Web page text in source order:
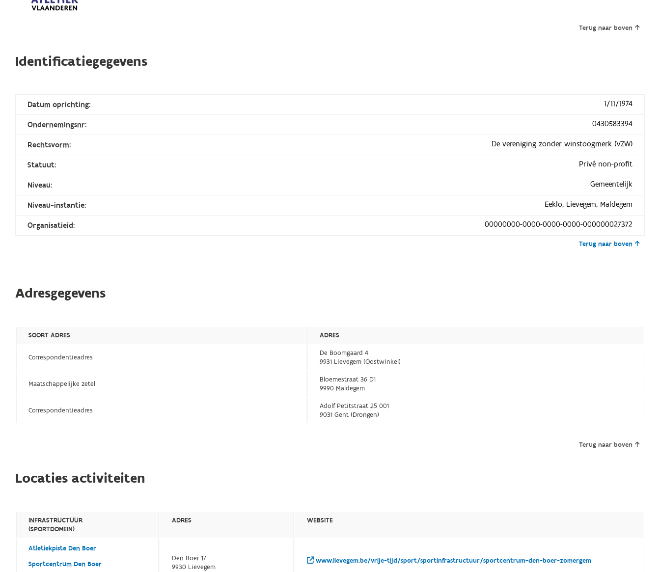
Terug naar boven
Identificatiegegevens
Datum oprichting: 1/11/1974
Ondernemingsnr: 0430583394
Rechtsvorm: De vereniging zonder winstoogmerk (VZW)
Statuut: Privé non-profit
Niveau: Gemeentelijk
Niveau-instantie: Eeklo, Lievegem, Maldegem
Organisatieid: 00000000-0000-0000-0000-000000027372
Terug naar boven
Adresgegevens
SOORT ADRES ADRES
Correspondentieadres
De Boomgaard 4
9931 Lievegem (Oostwinkel)
Maatschappelijke zetel
Bloemestraat 36 D1
9990 Maldegem
Correspondentieadres
Adolf Petitstraat 25 001
9031 Gent (Drongen)
Terug naar boven
Locaties activiteiten
INFRASTRUCTUUR
(SPORTDOMEIN)
ADRES WEBSITE
Atletiekpiste Den Boer
Sportcentrum Den Boer
Den Boer 17
9930 Lievegem
www.lievegem.be/vrije-tijd/sport/sportinfrastructuur/sportcentrum-den-boer-zomergem